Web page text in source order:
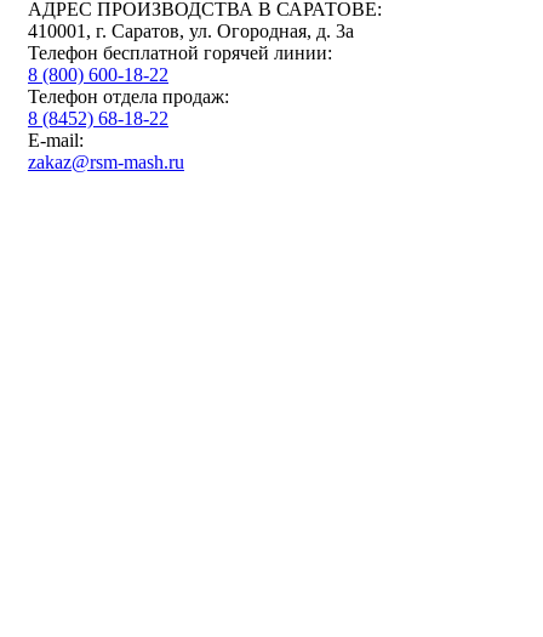
АДРЕС ПРОИЗВОДСТВА В САРАТОВЕ:
410001, г. Саратов, ул. Огородная, д. 3а
Телефон бесплатной горячей линии:
8 (800) 600-18-22
Телефон отдела продаж:
8 (8452) 68-18-22
E-mail:
zakaz@rsm-mash.ru